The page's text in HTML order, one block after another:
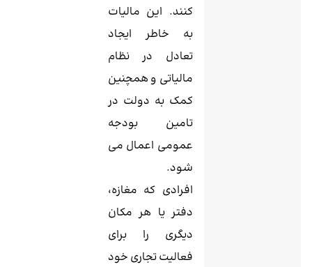
‌کنند. این مالیات
به خاطر ایجاد
تعادل در نظام
مالیاتی و همچنین
کمک به دولت در
تامین بودجه
عمومی اعمال می
‌شود.
افرادی که مغازه،
دفتر یا هر مکان
دیگری را برای
فعالیت تجاری خود